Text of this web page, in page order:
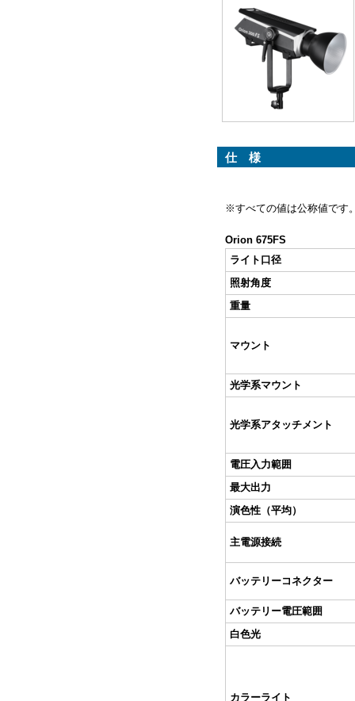
仕 様
※すべての値は公称値です
Orion 675FS
ライト口径
照射角度
重量
マウント
光学系マウント
光学系アタッチメント
電圧入力範囲
最大出力
演色性（平均）
主電源接続
バッテリーコネクター
バッテリー電圧範囲
白色光
カラーライト